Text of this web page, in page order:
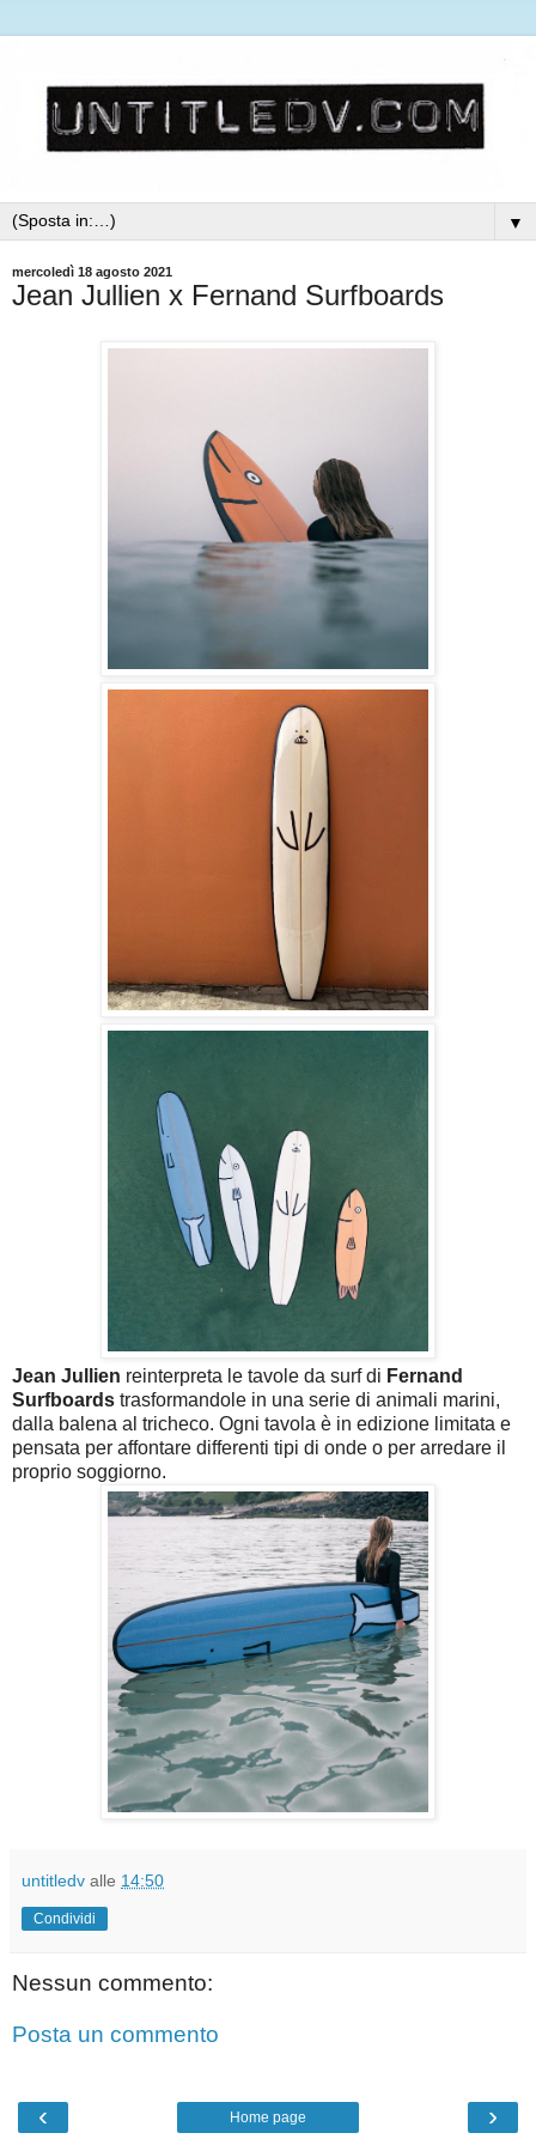
▼
mercoledì 18 agosto 2021
Jean Jullien x Fernand Surfboards
Jean Jullien reinterpreta le tavole da surf di Fernand
Surfboards trasformandole in una serie di animali marini,
dalla balena al tricheco. Ogni tavola è in edizione limitata e
pensata per affontare differenti tipi di onde o per arredare il
proprio soggiorno.
untitledv alle 14:50
Condividi
Nessun commento:
Posta un commento
‹ ›
Home page